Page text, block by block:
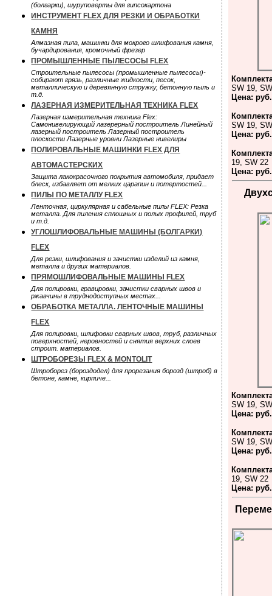
(болгарки), шуруповерты для гипсокартона
ИНСТРУМЕНТ FLEX ДЛЯ РЕЗКИ И ОБРАБОТКИ
КАМНЯ
Алмазная пила, машинки для мокрого шлифования камня,
бучардирования, кромочный фрезер
ПРОМЫШЛЕННЫЕ ПЫЛЕСОСЫ FLEX
Строительные пылесосы (промышленные пылесосы)-
собирают грязь, различные жидкости, песок,
металлическую и деревянную стружку, бетонную пыль и
т.д.
ЛАЗЕРНАЯ ИЗМЕРИТЕЛЬНАЯ ТЕХНИКА FLEX
Лазерная измерительная техника Flex:
Cамонивелирующий лазерерный построитель Линейный
лазерный построитель Лазерный построитель
плоскости Лазерные уровни Лазерные нивелиры
ПОЛИРОВАЛЬНЫЕ МАШИНКИ FLEX ДЛЯ
АВТОМАСТЕРСКИХ
Защита лакокрасочного покрытия автомобиля, придает
блеск, избавляет от мелких царапин и потертостей...
ПИЛЫ ПО МЕТАЛЛУ FLEX
Ленточная, циркулярная и сабельные пилы FLEX: Резка
металла. Для пиления сплошных и полых профилей, труб
и т.д.
УГЛОШЛИФОВАЛЬНЫЕ МАШИНЫ (БОЛГАРКИ)
FLEX
Для резки, шлифования и зачистки изделий из камня,
металла и других материалов.
ПРЯМОШЛИФОВАЛЬНЫЕ МАШИНЫ FLEX
Для полировки, гравировки, зачистки сварных швов и
ржавчины в труднодоступных местах...
ОБРАБОТКА МЕТАЛЛА. ЛЕНТОЧНЫЕ МАШИНЫ
FLEX
Для полировки, шлифовки сварных швов, труб, различных
поверхностей, неровностей и снятия верхних слоев
строит. материалов.
ШТРОБОРЕЗЫ FLEX & MONTOLIT
Штроборез (бороздодел) для прорезания борозд (штроб) в
бетоне, камне, кирпиче...
SW 19,
Цена: руб.
SW 19,
Цена: руб.
19, SW 22
Цена: руб.
SW 19,
Цена: руб.
SW 19,
Цена: руб.
19, SW 22
Цена: руб.